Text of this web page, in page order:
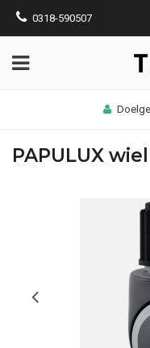
0318-590507
PAPULUX